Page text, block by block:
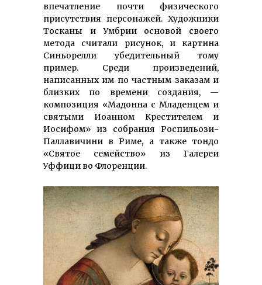
впечатление почти физического
присутствия персонажей. Художники
Тосканы и Умбрии основой своего
метода считали рисунок, и картина
Синьорелли убедительный тому
пример. Среди произведений,
написанных им по частным заказам и
близких по времени создания, —
композиция «Мадонна с Младенцем и
святыми Иоанном Крестителем и
Иосифом» из собрания Роспильози-
Паллавичини в Риме, а также тондо
«Святое семейство» из Галереи
Уффици во Флоренции.